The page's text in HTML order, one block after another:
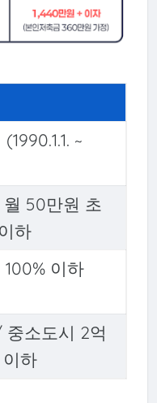
~
월 50만원 초
하
이하
소도시 2억
하